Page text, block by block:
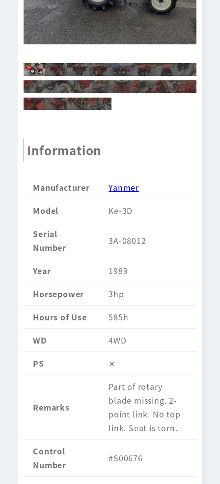
Information
Manufacturer
Yanmer
Model
Ke-3D
Serial
Number
3A-08012
Year
1989
Horsepower
3hp
Hours of Use
585h
WD
4WD
PS
✕
Remarks
Part of rotary
blade missing. 2-
point link. No top
link. Seat is torn.
Control
Number
#S00676